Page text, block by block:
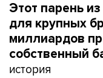
Этот парень
для крупных
миллиардов
собственный
история